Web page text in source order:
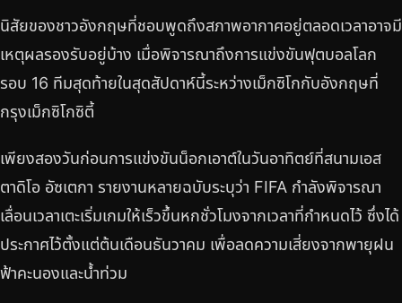
นิสัยของชาวอังกฤษที่ชอบพูดถึงสภาพอากาศอยู่ตลอดเวลาอาจมี
เหตุผลรองรับอยู่บ้าง เมื่อพิจารณาถึงการแข่งขันฟุตบอลโลก
รอบ 16 ทีมสุดท้ายในสุดสัปดาห์นี้ระหว่างเม็กซิโกกับอังกฤษที่
กรุงเม็กซิโกซิตี้
เพียงสองวันก่อนการแข่งขันน็อกเอาต์ในวันอาทิตย์ที่สนามเอส
ตาดิโอ อัซเตกา รายงานหลายฉบับระบุว่า FIFA กำลังพิจารณา
เลื่อนเวลาเตะเริ่มเกมให้เร็วขึ้นหกชั่วโมงจากเวลาที่กำหนดไว้ ซึ่งได้
ประกาศไว้ตั้งแต่ต้นเดือนธันวาคม เพื่อลดความเสี่ยงจากพายุฝน
ฟ้าคะนองและน้ำท่วม